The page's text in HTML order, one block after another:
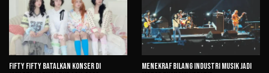
FIFTY FIFTY Batalkan Konser di
Menekraf Bilang Industri Musik Jadi